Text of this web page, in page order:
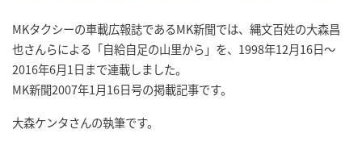
MKタクシーの車載広報誌であるMK新聞では、縄文百姓の大森昌
也さんらによる「自給自足の山里から」を、1998年12月16日～
2016年6月1日まで連載しました。
MK新聞2007年1月16日号の掲載記事です。
大森ケンタさんの執筆です。